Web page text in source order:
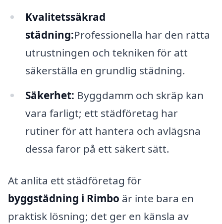
Kvalitetssäkrad
städning:Professionella har den rätta
utrustningen och tekniken för att
säkerställa en grundlig städning.
Säkerhet: Byggdamm och skräp kan
vara farligt; ett städföretag har
rutiner för att hantera och avlägsna
dessa faror på ett säkert sätt.
At anlita ett städföretag för
byggstädning i Rimbo är inte bara en
praktisk lösning; det ger en känsla av